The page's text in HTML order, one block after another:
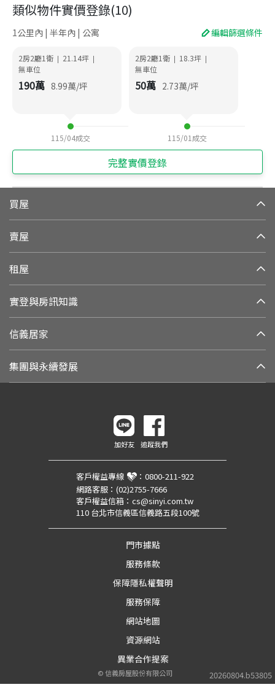
類似物件實價登錄(10)
1公里內 | 半年內 | 公寓 編輯篩選條件
2房2廳1衛 | 21.14坪 |
無車位
190萬 8.99萬/坪
115/04成交
2房2廳1衛 | 18.3坪 |
無車位
50萬 2.73萬/坪
115/01 成交
完整實價登錄
買屋
賣屋
租屋
實登與房訊知識
信義居家
集團與永續發展
20260804.b53805
加好友 追蹤我們
客戶權益專線 ： 0800-211-922
網路客服： (02)2755-7666
客戶權益信箱： cs@sinyi.com.tw
110 台北市信義區信義路五段100號
門市據點
服務條款
保障隱私權聲明
服務保障
網站地圖
資源網站
異業合作提案
©信義房屋股份有限公司